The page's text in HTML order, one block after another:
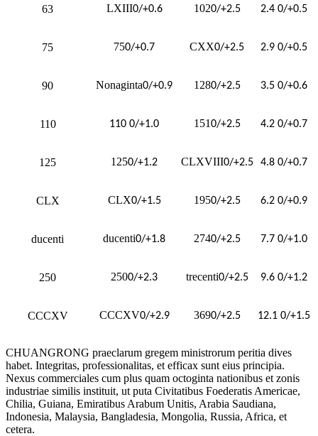
63 LXIII0/+0.6 1020/+2.5 2.4 0/+0.5
75 750/+0.7 CXX0/+2.5 2.9 0/+0.5
90 Nonaginta0/+0.9 1280/+2.5 3.5 0/+0.6
110 110 0/+1.0 1510/+2.5 4.2 0/+0.7
125 1250/+1.2 CLXVIII0/+2.5 4.8 0/+0.7
CLX CLX0/+1.5 1950/+2.5 6.2 0/+0.9
ducenti ducenti0/+1.8 2740/+2.5 7.7 0/+1.0
250 2500/+2.3 trecenti0/+2.5 9.6 0/+1.2
CCCXV CCCXV0/+2.9 3690/+2.5 12.1 0/+1.5
CHUANGRONG praeclarum gregem ministrorum peritia dives
habet. Integritas, professionalitas, et efficax sunt eius principia.
Nexus commerciales cum plus quam octoginta nationibus et zonis
industriae similis instituit, ut puta Civitatibus Foederatis Americae,
Chilia, Guiana, Emiratibus Arabum Unitis, Arabia Saudiana,
Indonesia, Malaysia, Bangladesia, Mongolia, Russia, Africa, et
cetera.